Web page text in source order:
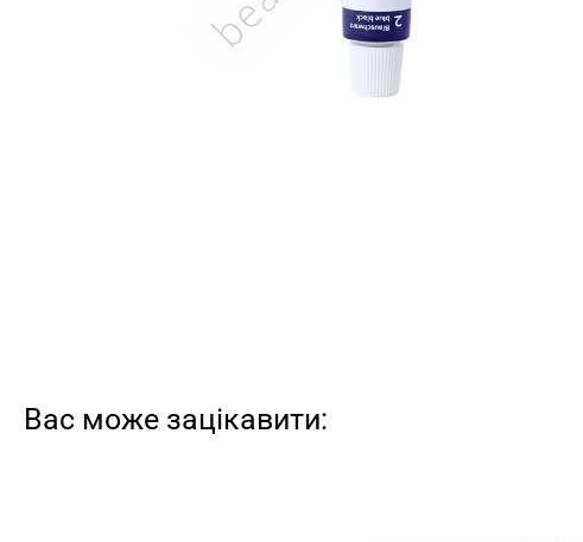
Вас може зацікавити: